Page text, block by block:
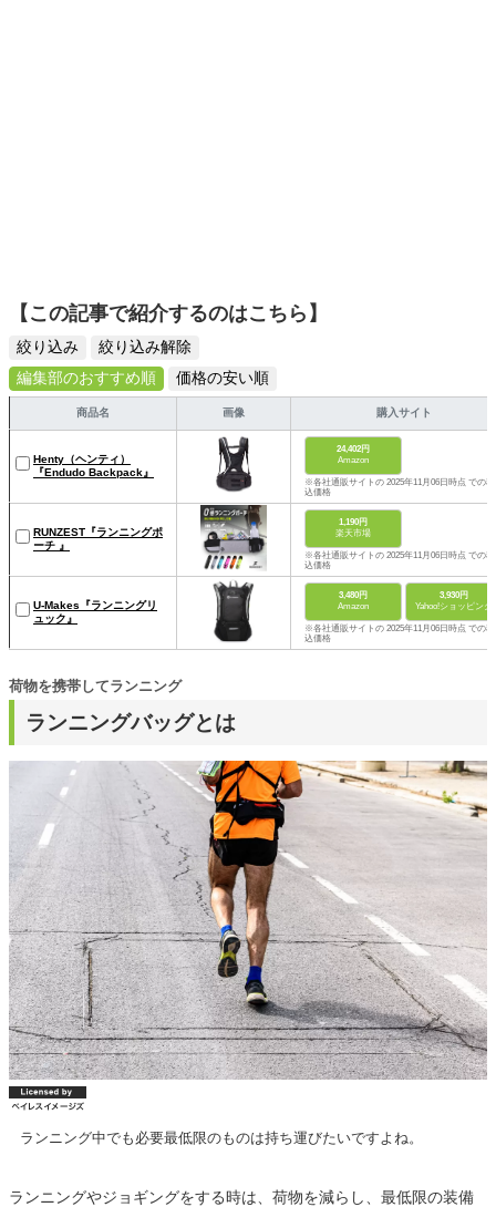
【この記事で紹介するのはこちら】
絞り込み
絞り込み解除
編集部のおすすめ順
価格の安い順
商品名 画像 購入サイト
Henty（ヘンティ）
『Endudo Backpack』
24,402円
Amazon
※各社通販サイトの 2025年11月06日時点 での税
込価格
RUNZEST『ランニングポ
ーチ 』
1,190円
楽天市場
※各社通販サイトの 2025年11月06日時点 での税
込価格
U-Makes『ランニングリ
ュック』
3,480円
Amazon
3,930円
Yahoo!ショッピング
※各社通販サイトの 2025年11月06日時点 での税
込価格
ランニングバッグとは
荷物を携帯してランニング
ランニング中でも必要最低限のものは持ち運びたいですよね。
ランニングやジョギングをする時は、荷物を減らし、最低限の装備